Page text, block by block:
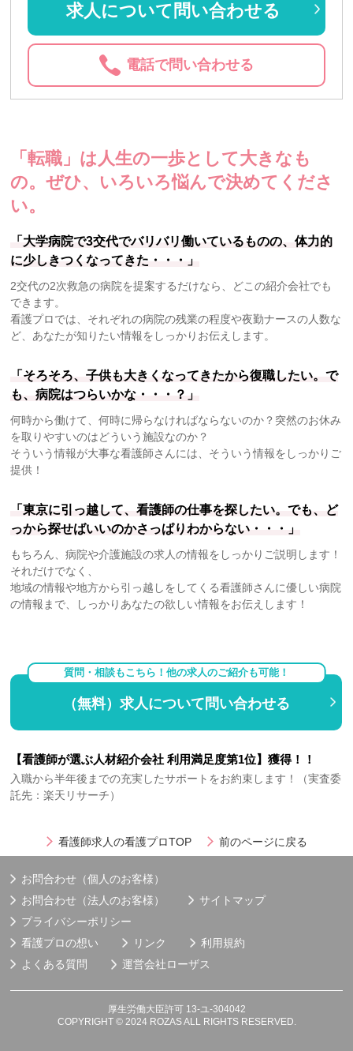
求人について問い合わせる
電話で問い合わせる
「転職」は人生の一歩として大きなも
の。ぜひ、いろいろ悩んで決めてくださ
い。
「大学病院で3交代でバリバリ働いているものの、体力的
に少しきつくなってきた・・・」
2交代の2次救急の病院を提案するだけなら、どこの紹介会社でも
できます。
看護プロでは、それぞれの病院の残業の程度や夜勤ナースの人数な
ど、あなたが知りたい情報をしっかりお伝えします。
「そろそろ、子供も大きくなってきたから復職したい。で
も、病院はつらいかな・・・？」
何時から働けて、何時に帰らなければならないのか？突然のお休み
を取りやすいのはどういう施設なのか？
そういう情報が大事な看護師さんには、そういう情報をしっかりご
提供！
「東京に引っ越して、看護師の仕事を探したい。でも、ど
っから探せばいいのかさっぱりわからない・・・」
もちろん、病院や介護施設の求人の情報をしっかりご説明します！
それだけでなく、
地域の情報や地方から引っ越しをしてくる看護師さんに優しい病院
の情報まで、しっかりあなたの欲しい情報をお伝えします！
質問・相談もこちら！他の求人のご紹介も可能！
（無料）求人について問い合わせる
【看護師が選ぶ人材紹介会社 利用満足度第1位】獲得！！
入職から半年後までの充実したサポートをお約束します！（実査委
託先：楽天リサーチ）
看護師求人の看護プロTOP 前のページに戻る
お問合わせ（個人のお客様）
お問合わせ（法人のお客様）
サイトマップ
プライバシーポリシー
看護プロの想い
リンク
利用規約
よくある質問
運営会社ローザス
厚生労働大臣許可 13-ユ-304042
COPYRIGHT © 2024 ROZAS ALL RIGHTS RESERVED.